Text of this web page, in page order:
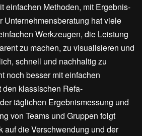
einfachen Methoden, mit Ergebnis-
Unternehmensberatung hat viele
Werkzeugen, die Leistung
zu machen, zu visualisieren und
schnell und nachhaltig zu
noch besser mit einfachen
klassischen Refa-
täglichen Ergebnismessung und
von Teams und Gruppen folgt
auf die Verschwendung und der